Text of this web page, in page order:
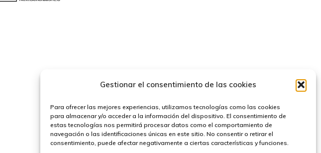
Gestionar el consentimiento de las cookies
Para ofrecer las mejores experiencias, utilizamos tecnologías como las cookies
para almacenar y/o acceder a la información del dispositivo. El consentimiento de
estas tecnologías nos permitirá procesar datos como el comportamiento de
navegación o las identificaciones únicas en este sitio. No consentir o retirar el
consentimiento, puede afectar negativamente a ciertas características y funciones.